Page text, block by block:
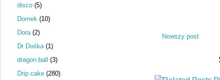
Nowszy post
disco (5)
Domek (10)
Dora (2)
Dr Dośka (1)
dragon ball (3)
Drip cake (280)